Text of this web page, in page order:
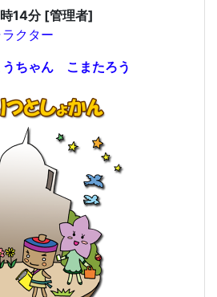
14分 [管理者]
クター
ちゃん こまたろう